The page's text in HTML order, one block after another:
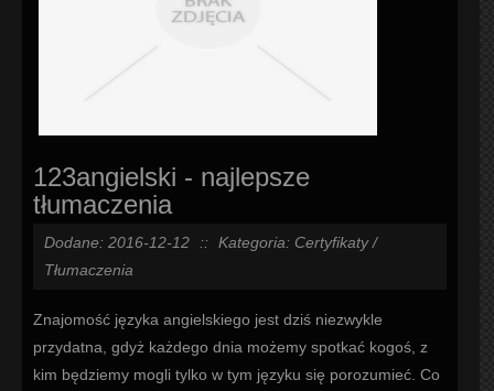
123angielski - najlepsze
tłumaczenia
Dodane: 2016-12-12 ::
Kategoria: Certyfikaty /
Tłumaczenia
Znajomość języka angielskiego jest dziś niezwykle
przydatna, gdyż każdego dnia możemy spotkać kogoś, z
kim będziemy mogli tylko w tym języku się porozumieć. Co